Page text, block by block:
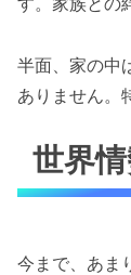
半面、家の中
ありません。
世界
今まで、あま